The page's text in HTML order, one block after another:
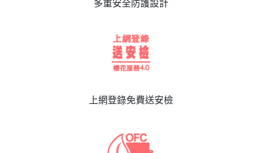
多重安全防護設計
上網登錄免費送安檢